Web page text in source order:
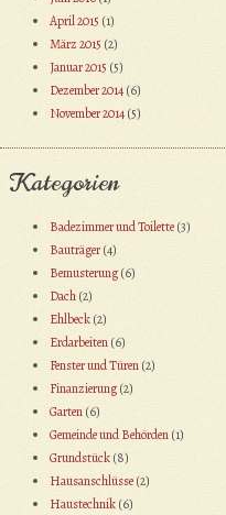
April 2015 (1)
März 2015 (2)
Januar 2015 (5)
Dezember 2014(6)
November 2014(5)
Kategorien
Badezimmer und Toilette(3)
Bauträger(4)
Bemusterung(6)
Dach(2)
Ehlbeck(2)
Erdarbeiten(6)
Fenster und Türen(2)
Finanzierung(2)
Garten(6)
Gemeinde und Behörden(1)
Grundstück(8)
Hausanschlüsse(2)
Haustechnik(6)